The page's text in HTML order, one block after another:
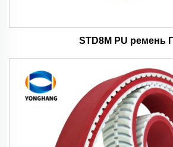
STD8M PU ремень